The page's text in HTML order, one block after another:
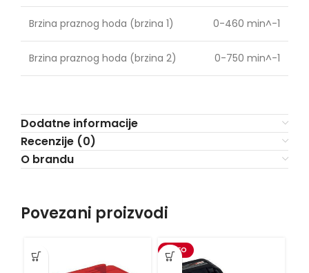
Brzina praznog hoda (brzina 1) 0-460 min^-1
Brzina praznog hoda (brzina 2) 0-750 min^-1
Dodatne informacije
Recenzije (0)
O brandu
Povezani proizvodi
VIDEO